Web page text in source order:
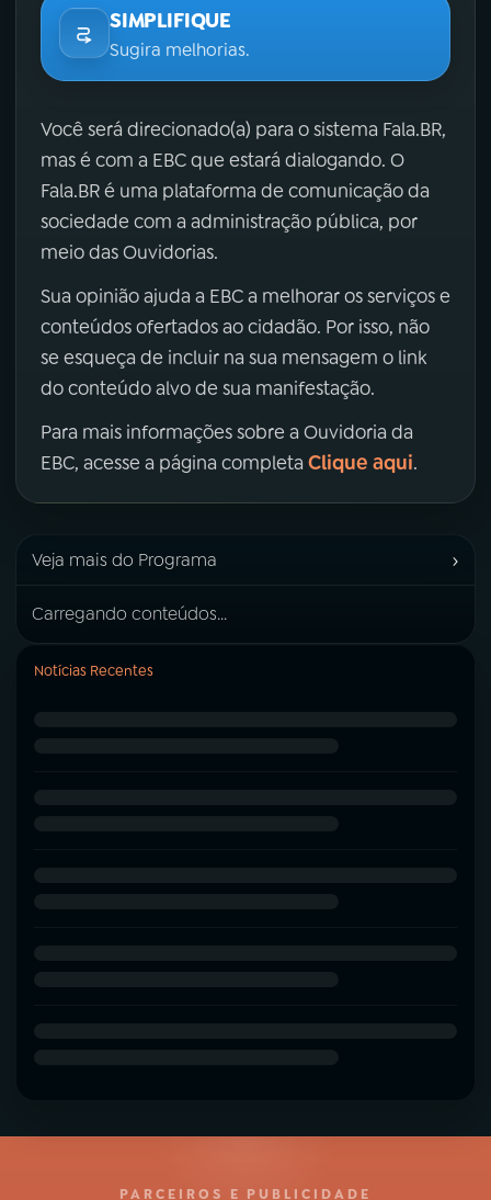
SIMPLIFIQUE
Sugira melhorias.
Você será direcionado(a) para o sistema Fala.BR,
mas é com a EBC que estará dialogando. O
Fala.BR é uma plataforma de comunicação da
sociedade com a administração pública, por
meio das Ouvidorias.
Sua opinião ajuda a EBC a melhorar os serviços e
conteúdos ofertados ao cidadão. Por isso, não
se esqueça de incluir na sua mensagem o link
do conteúdo alvo de sua manifestação.
Para mais informações sobre a Ouvidoria da
EBC, acesse a página completa Clique aqui.
Veja mais do Programa ›
Carregando conteúdos...
Notícias Recentes
PARCEIROS E PUBLICIDADE